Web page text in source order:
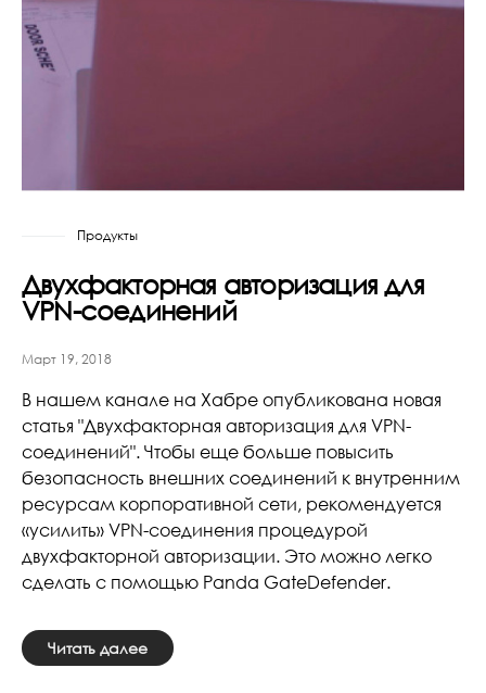
Продукты
Двухфакторная авторизация для
VPN-соединений
Март 19, 2018
В нашем канале на Хабре опубликована новая
статья "Двухфакторная авторизация для VPN-
соединений". Чтобы еще больше повысить
безопасность внешних соединений к внутренним
ресурсам корпоративной сети, рекомендуется
«усилить» VPN-соединения процедурой
двухфакторной авторизации. Это можно легко
сделать с помощью Panda GateDefender.
Читать далее